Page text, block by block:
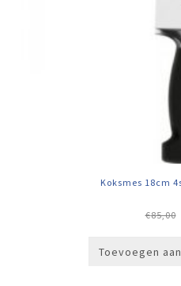
Koksmes 18cm
€85,00
Toevoegen